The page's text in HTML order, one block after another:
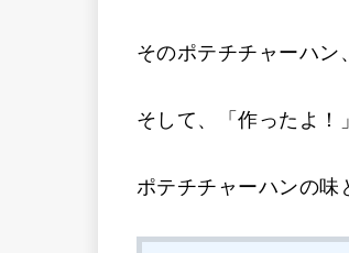
そのポテチチャーハン
そして、「作ったよ！
ポテチチャーハンの味